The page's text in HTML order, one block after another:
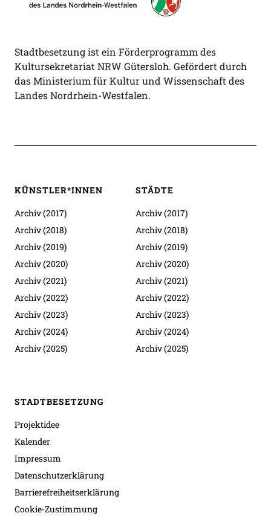
Stadtbesetzung ist ein Förderprogramm des
Kultursekretariat NRW Gütersloh. Gefördert durch
das Ministerium für Kultur und Wissenschaft des
Landes Nordrhein-Westfalen.
KÜNSTLER*INNEN
Archiv (2017)
Archiv (2018)
Archiv (2019)
Archiv (2020)
Archiv (2021)
Archiv (2022)
Archiv (2023)
Archiv (2024)
Archiv (2025)
STÄDTE
Archiv (2017)
Archiv (2018)
Archiv (2019)
Archiv (2020)
Archiv (2021)
Archiv (2022)
Archiv (2023)
Archiv (2024)
Archiv (2025)
STADTBESETZUNG
Projektidee
Kalender
Impressum
Datenschutzerklärung
Barrierefreiheitserklärung
Cookie-Zustimmung